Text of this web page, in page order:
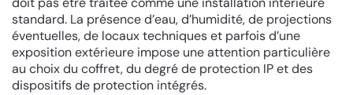
standard. La présence d’eau, d’humidité, de projections
éventuelles, de locaux techniques et parfois d’une
exposition extérieure impose une attention particulière
au choix du coffret, du degré de protection IP et des
dispositifs de protection intégrés.